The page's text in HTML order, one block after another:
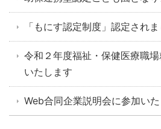
「もにす認定制度」認定され
令和２年度福祉・保健医療職
いたします
Web合同企業説明会に参加い